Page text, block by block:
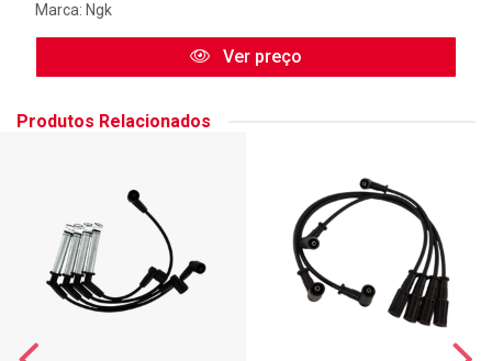
Marca: Ngk
Ver preço
Produtos Relacionados